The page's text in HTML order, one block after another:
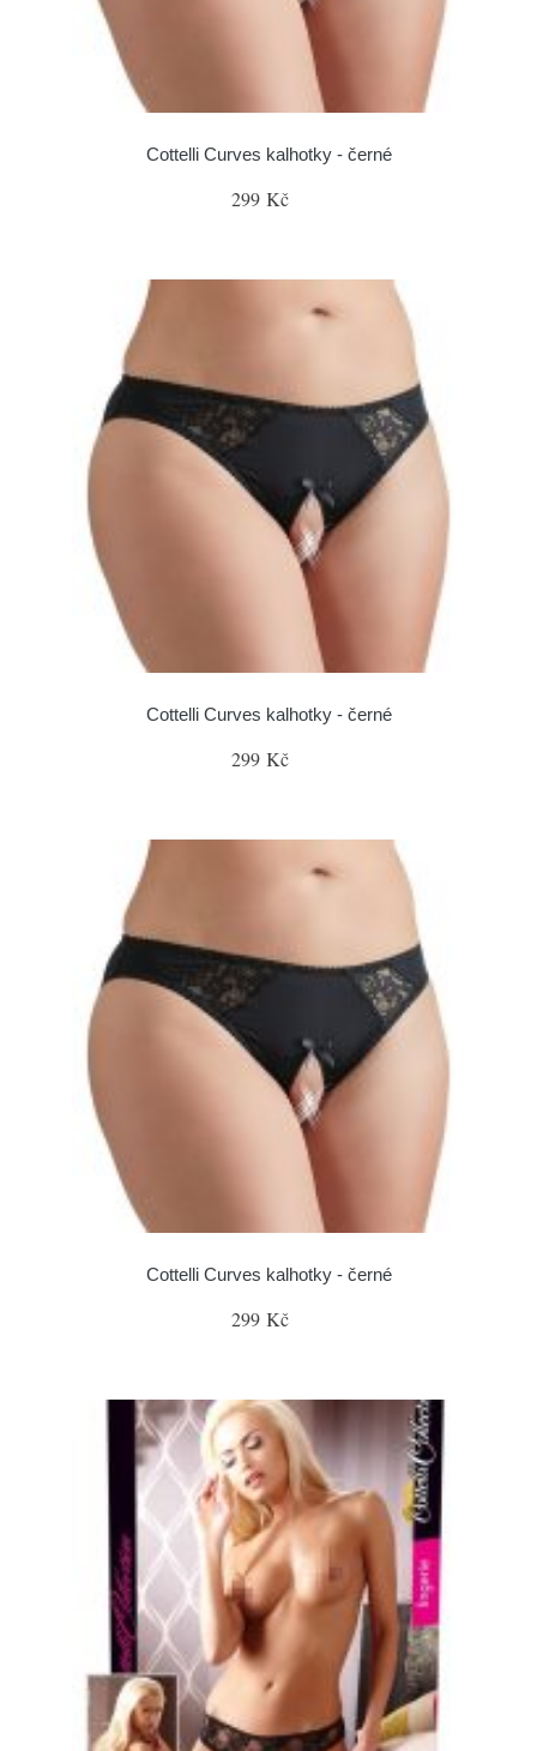
Cottelli Curves kalhotky - černé
299 Kč
Cottelli Curves kalhotky - černé
299 Kč
Cottelli Curves kalhotky - černé
299 Kč